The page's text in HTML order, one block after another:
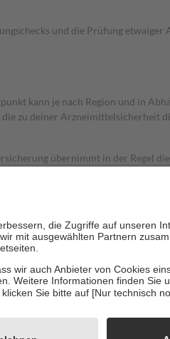
und die Prüfung etwaiger
kann je nach Region und in
zu deiner Arzneimittelsicherheit
übernimmt in der Regel
Es sind jedoch nie mehr als die
Zuzahlungen
dass es sich um echte